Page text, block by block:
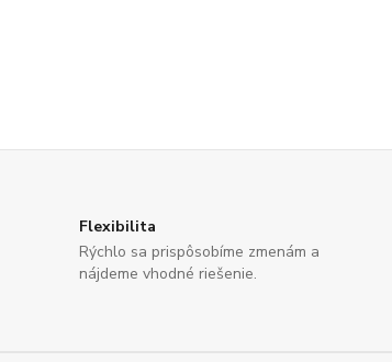
Flexibilita
Rýchlo sa prispôsobíme zmenám a
nájdeme vhodné riešenie.